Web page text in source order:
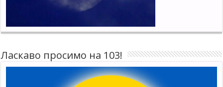
Ласкаво просимо на 103!